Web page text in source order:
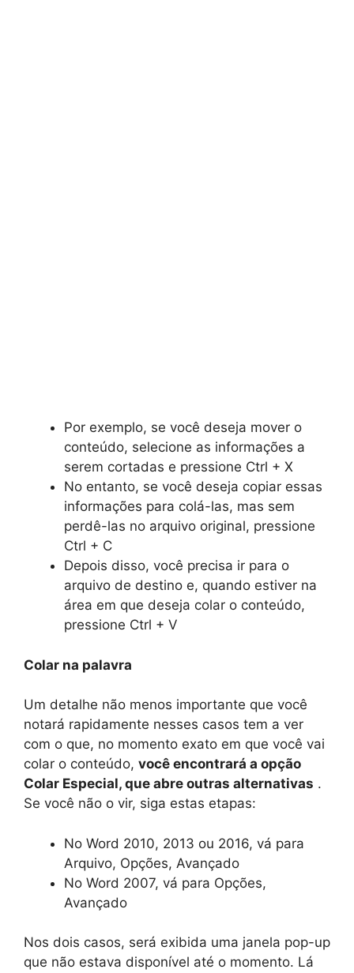
Por exemplo, se você deseja mover o
conteúdo, selecione as informações a
serem cortadas e pressione Ctrl + X
No entanto, se você deseja copiar essas
informações para colá-las, mas sem
perdê-las no arquivo original, pressione
Ctrl + C
Depois disso, você precisa ir para o
arquivo de destino e, quando estiver na
área em que deseja colar o conteúdo,
pressione Ctrl + V
Colar na palavra
Um detalhe não menos importante que você
notará rapidamente nesses casos tem a ver
com o que, no momento exato em que você vai
colar o conteúdo, você encontrará a opção
Colar Especial, que abre outras alternativas .
Se você não o vir, siga estas etapas:
No Word 2010, 2013 ou 2016, vá para
Arquivo, Opções, Avançado
No Word 2007, vá para Opções,
Avançado
Nos dois casos, será exibida uma janela pop-up
que não estava disponível até o momento. Lá